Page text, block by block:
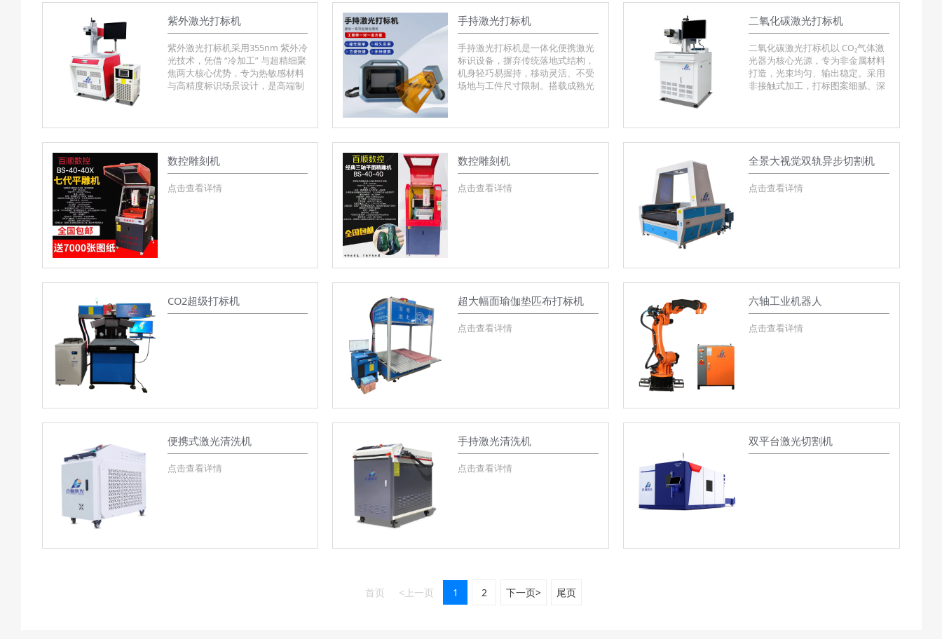
紫外激光打标机
紫外激光打标机采用355nm 紫外冷
光技术，凭借 “冷加工” 与超精细聚
焦两大核心优势，专为热敏感材料
与高精度标识场景设计，是高端制
手持激光打标机
手持激光打标机是一体化便携激光
标识设备，摒弃传统落地式结构，
机身轻巧易握持，移动灵活、不受
场地与工件尺寸限制。搭载成熟光
二氧化碳激光打标机
二氧化碳激光打标机以 CO₂气体激
光器为核心光源，专为非金属材料
打造，光束均匀、输出稳定。采用
非接触式加工，打标图案细腻、深
数控雕刻机
点击查看详情
数控雕刻机
点击查看详情
全景大视觉双轨异步切割机
点击查看详情
CO2超级打标机 超大幅面瑜伽垫匹布打标机
点击查看详情
六轴工业机器人
点击查看详情
便携式激光清洗机
点击查看详情
手持激光清洗机
点击查看详情
双平台激光切割机
首页 <上一页 1 2 下一页> 尾页